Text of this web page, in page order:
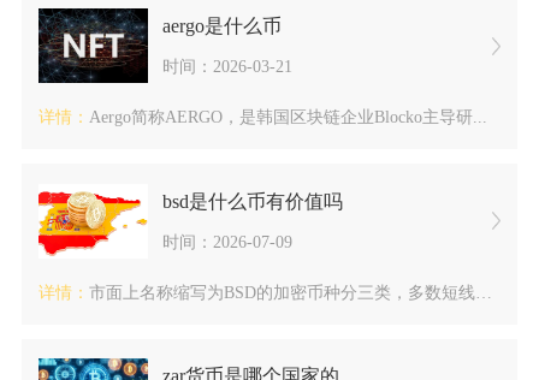
aergo是什么币
时间：2026-03-21
详情： Aergo简称AERGO，是韩国区块链企业Blocko主导研...
bsd是什么币有价值吗
时间：2026-07-09
详情： 市面上名称缩写为BSD的加密币种分三类，多数短线炒作型BSD...
zar货币是哪个国家的